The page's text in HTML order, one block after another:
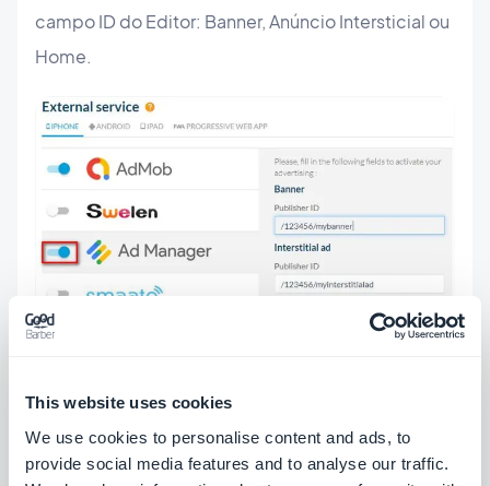
This website uses cookies
We use cookies to personalise content and ads, to
provide social media features and to analyse our traffic.
campo ID do Editor: Banner, Anúncio Intersticial ou
Home.
aplicativo para publicá-lo nos aplicativos nativos e